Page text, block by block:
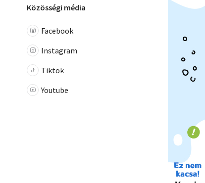
Közösségi média
Facebook
Instagram
Tiktok
Youtube